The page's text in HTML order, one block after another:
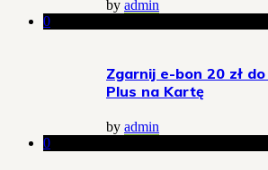
by admin
0
Zgarnij e-bon 20 zł
Plus na Kartę
by admin
0